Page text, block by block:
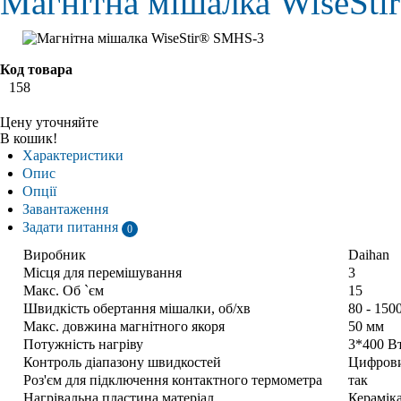
Код товара
158
Цену уточняйте
В кошик!
Характеристики
Опис
Опції
Завантаження
Задати питання
0
Виробник
Daihan
Місця для перемішування
3
Макс. Об `єм
15
Швидкість обертання мішалки, об/хв
80 -
Макс. довжина магнітного якоря
50 мм
Потужність нагріву
3*400
Контроль діапазону швидкостей
Роз'єм для підключення контактного термометра
так
Нагрівальна пластина матеріал
Кераміка